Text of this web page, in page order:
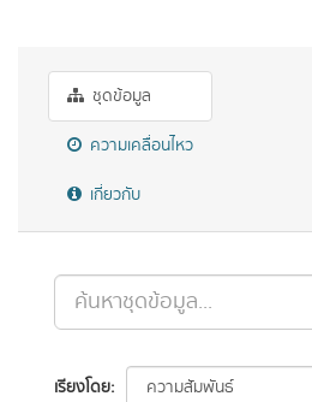
ชุดข้อมูล
ความเคลื่อนไหว
เกี่ยวกับ
เรียงโดย